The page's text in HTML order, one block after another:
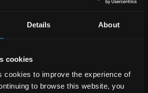
Details About
cookies
cookies to improve the experience of
to browse this website, you
WŁASNE
modułowe dodatki integrują się
z tym pakietem.